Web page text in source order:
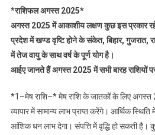
*राशिफल अगस्त 2025*
अगस्त 2025 में आकाशीय लक्षण कुछ इस प्रकार
प्रदेश में खण्ड वृष्टि होने के संकेत, बिहार, गुजरात,
में तेज वायु के साथ वर्ष के पूर्ण योग है।
आईए जानते हैं अगस्त 2025 में सभी बारह राशियों
*1–मेष राशि–* मेष राशि के जातकों के लिए अगस्त
व्यापार में सामान्य लाभ प्राप्त करेंगे। आर्थिक
आंशिक धन लाभ देगा। संपत्ति में वृद्धि हो सकती है।